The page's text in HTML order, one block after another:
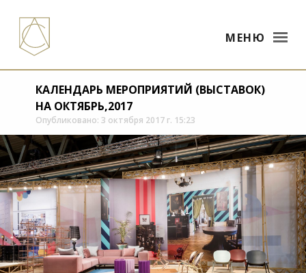
МЕНЮ
КАЛЕНДАРЬ МЕРОПРИЯТИЙ (ВЫСТАВОК)
НА ОКТЯБРЬ,2017
Опубликовано: 3 октября 2017 г. 15:23